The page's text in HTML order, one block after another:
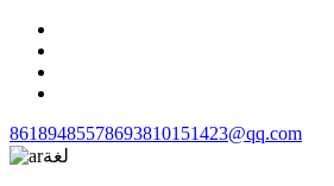
86189485578693810151423@qq.com
لغة